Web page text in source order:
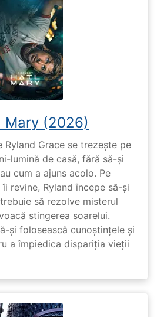
Mary (2026)
Ryland Grace se trezește pe
lumină de casă, fără să-și
cum a ajuns acolo. Pe
revine, Ryland începe să-și
să rezolve misterul
stingerea soarelui.
și folosească cunoștințele și
a împiedica dispariția vieții